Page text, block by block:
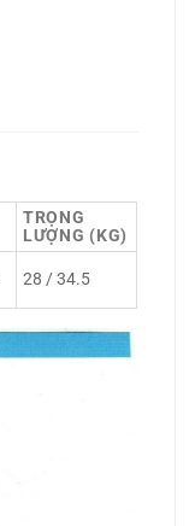
TRỌNG
LƯỢNG (KG)
28 / 34.5